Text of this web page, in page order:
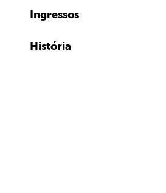
Ingressos
História